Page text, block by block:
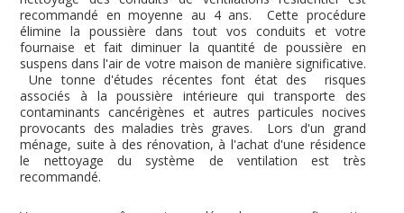
recommandé en moyenne au 4 ans. Cette procédure
élimine la poussière dans tout vos conduits et votre
fournaise et fait diminuer la quantité de poussière en
suspens dans l'air de votre maison de manière significative.
Une tonne d'études récentes font état des risques
associés à la poussière intérieure qui transporte des
contaminants cancérigènes et autres particules nocives
provocants des maladies très graves. Lors d'un grand
ménage, suite à des rénovation, à l'achat d'une résidence
le nettoyage du système de ventilation est très
recommandé.